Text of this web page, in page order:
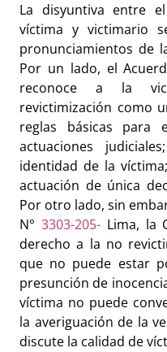
La disyuntiva entre
víctima y victimario
pronunciamientos de
Por un lado, el
reconoce a la
revictimización como
reglas básicas para
actuaciones
identidad de la
actuación de única
Por otro lado, sin
N° 3303-205-Lima, la
derecho a la no
que no puede estar
presunción de
víctima no puede
la averiguación de la
discute la calidad de